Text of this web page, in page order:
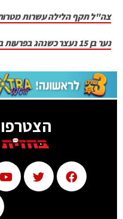
צה"ל תקף הלילה עשרות מטרות
נער בן 15 נעצר כשנהג בפרעות בטרקטורון